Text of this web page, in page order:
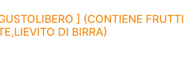
] (CONTIENE FRUTTI
DI BIRRA)